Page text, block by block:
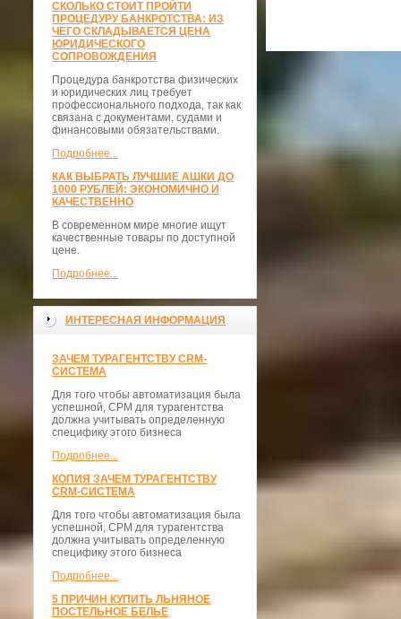
СКОЛЬКО СТОИТ ПРОЙТИ
ПРОЦЕДУРУ БАНКРОТСТВА: ИЗ
ЧЕГО СКЛАДЫВАЕТСЯ ЦЕНА
ЮРИДИЧЕСКОГО
СОПРОВОЖДЕНИЯ
Процедура банкротства физических
и юридических лиц требует
профессионального подхода, так как
связана с документами, судами и
финансовыми обязательствами.
Подробнее...
КАК ВЫБРАТЬ ЛУЧШИЕ АШКИ ДО
1000 РУБЛЕЙ: ЭКОНОМИЧНО И
КАЧЕСТВЕННО
В современном мире многие ищут
качественные товары по доступной
цене.
Подробнее...
ИНТЕРЕСНАЯ ИНФОРМАЦИЯ
ЗАЧЕМ ТУРАГЕНТСТВУ CRM-
СИСТЕМА
Для того чтобы автоматизация была
успешной, СРМ для турагентства
должна учитывать определенную
специфику этого бизнеса
Подробнее...
КОПИЯ ЗАЧЕМ ТУРАГЕНТСТВУ
CRM-СИСТЕМА
Для того чтобы автоматизация была
успешной, СРМ для турагентства
должна учитывать определенную
специфику этого бизнеса
Подробнее...
5 ПРИЧИН КУПИТЬ ЛЬНЯНОЕ
ПОСТЕЛЬНОЕ БЕЛЬЕ